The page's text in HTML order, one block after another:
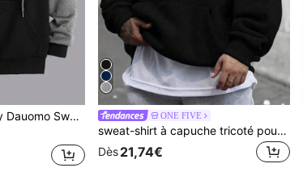
sans t-shirt, blocs de couleurs, pour l'automne, Top à manches longues pour hommes ONE FIVE
sweat-shirt à capuche tricoté pour homme grande taille, tissu brossé de 250g, sweat-shirt à capuche noir au style Emo intéressant avec imprimé graphique en anglais, mode Y2K, convient pour un port quotidien
Dès 21,74€